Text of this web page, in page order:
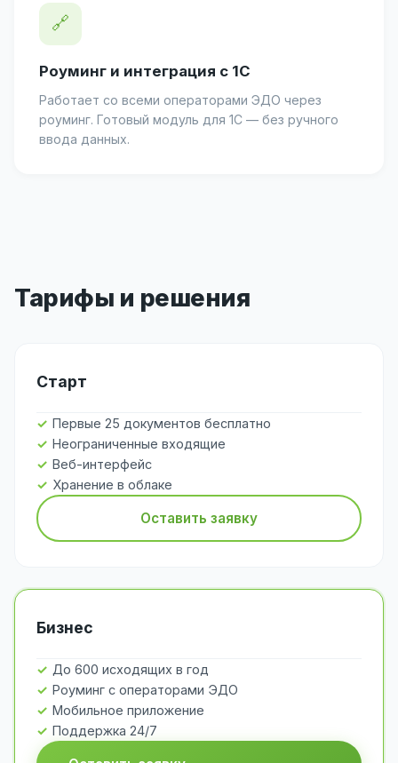
🔗
Роуминг и интеграция с 1С
Работает со всеми операторами ЭДО через
роуминг. Готовый модуль для 1С — без ручного
ввода данных.
Тарифы и решения
Старт
Первые 25 документов бесплатно
Неограниченные входящие
Веб-интерфейс
Хранение в облаке
Оставить заявку
Бизнес
До 600 исходящих в год
Роуминг с операторами ЭДО
Мобильное приложение
Поддержка 24/7